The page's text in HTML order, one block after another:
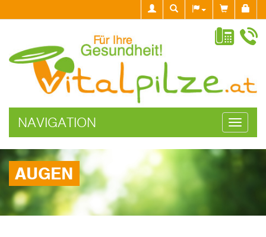
ein-/
NAVIGATION
AUGEN